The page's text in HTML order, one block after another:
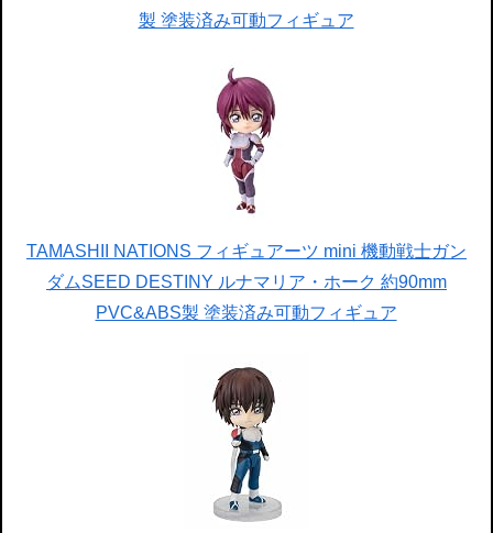
製 塗装済み可動フィギュア
TAMASHII NATIONS フィギュアーツ mini 機動戦士ガン
ダムSEED DESTINY ルナマリア・ホーク 約90mm
PVC&ABS製 塗装済み可動フィギュア